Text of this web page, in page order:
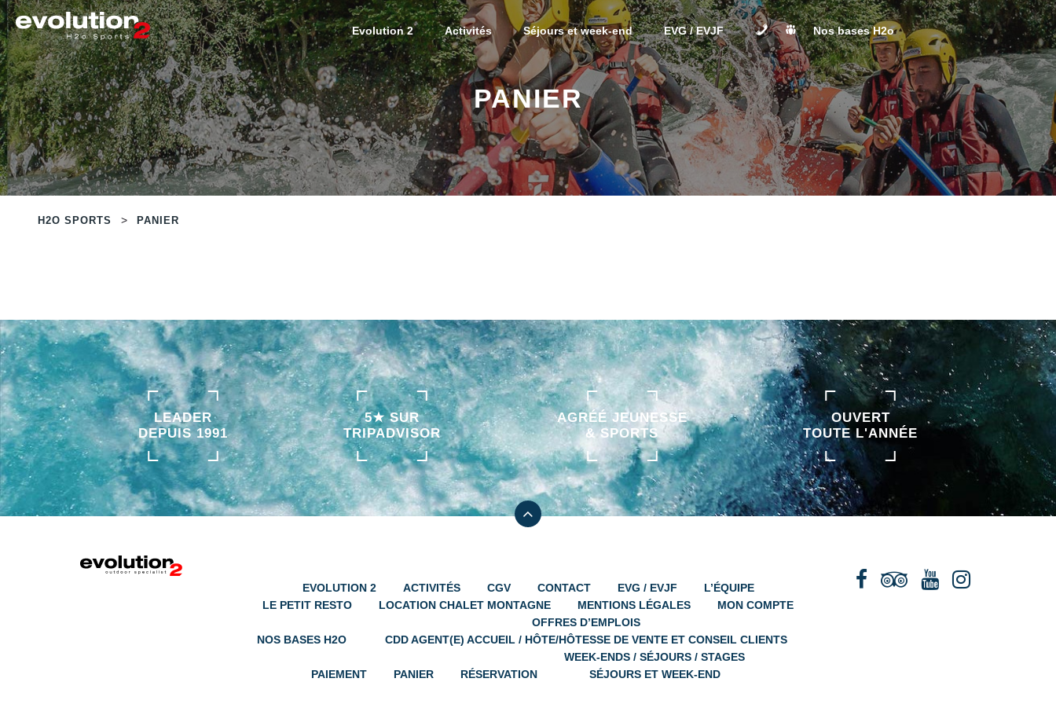
Evolution 2 Activités Séjours et week-end
EVG / EVJF
Activités EVG / EVJF
Week ends EVG / EVJF
ContactL’Équipe
Nos bases H2o
Base de Rafting de Landry
Base de Bozel
Peisey Vallandry
Paintball
PANIER
H2O SPORTS > PANIER
LEADER
DEPUIS 1991
5★ SUR
TRIPADVISOR
AGRÉÉ JEUNESSE
& SPORTS
OUVERT
TOUTE L'ANNÉE
EVOLUTION 2 ACTIVITÉS CGV CONTACT EVG / EVJF
L’ÉQUIPE
LE PETIT RESTO
LOCATION CHALET MONTAGNE MENTIONS LÉGALES MON COMPTE
NOS BASES H2O
OFFRES D’EMPLOIS
CDD AGENT(E) ACCUEIL / HÔTE/HÔTESSE DE VENTE ET CONSEIL CLIENTS
PAIEMENT PANIER RÉSERVATION
WEEK-ENDS / SÉJOURS / STAGES
SÉJOURS ET WEEK-END